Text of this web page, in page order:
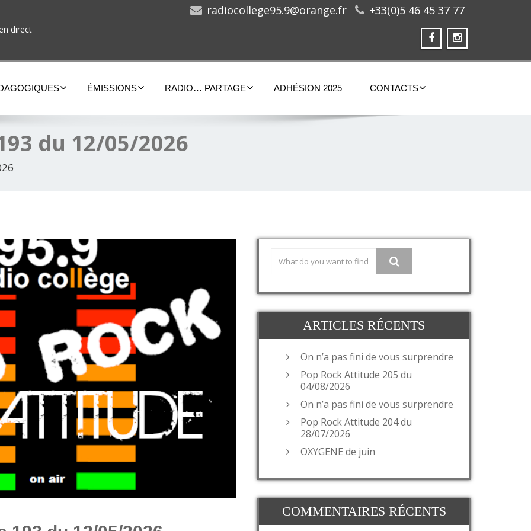
direct
radiocollege95.9@orange.fr +33(0)5 46 45 37 77
ÉMISSIONS RADIO… PARTAGE ADHÉSION 2025 CONTACTS
du 12/05/2026
ARTICLES RÉCENTS
On n’a pas fini de vous surprendre
Pop Rock Attitude 205 du
04/08/2026
On n’a pas fini de vous surprendre
Pop Rock Attitude 204 du
28/07/2026
OXYGENE de juin
COMMENTAIRES RÉCENTS